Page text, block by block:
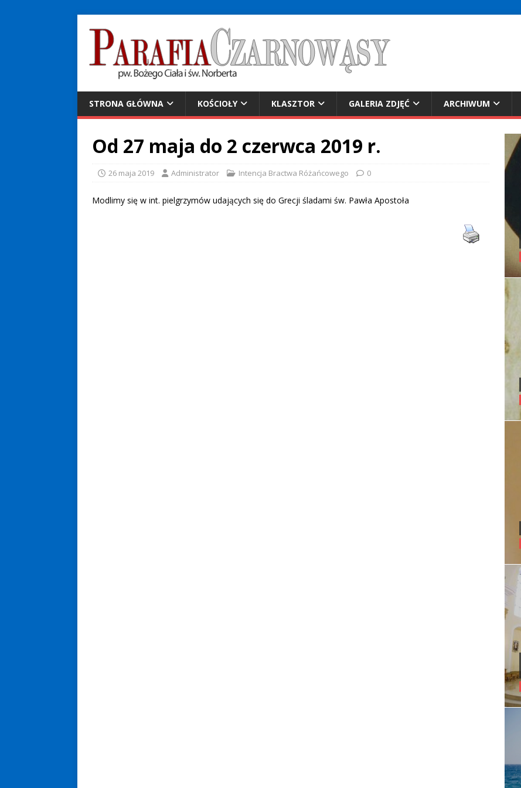
STRONA GŁÓWNA KOŚCIOŁY KLASZTOR GALERIA ZDJĘĆ ARCHIWUM
Od 27 maja do 2 czerwca 2019 r.
26 maja 2019 Administrator Intencja Bractwa Różańcowego 0
Modlimy się w int. pielgrzymów udających się do Grecji śladami św. Pawła Apostoła